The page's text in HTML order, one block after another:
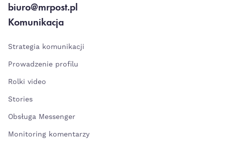
biuro@mrpost.pl
Komunikacja
Strategia komunikacji
Prowadzenie profilu
Rolki video
Stories
Obsługa Messenger
Monitoring komentarzy